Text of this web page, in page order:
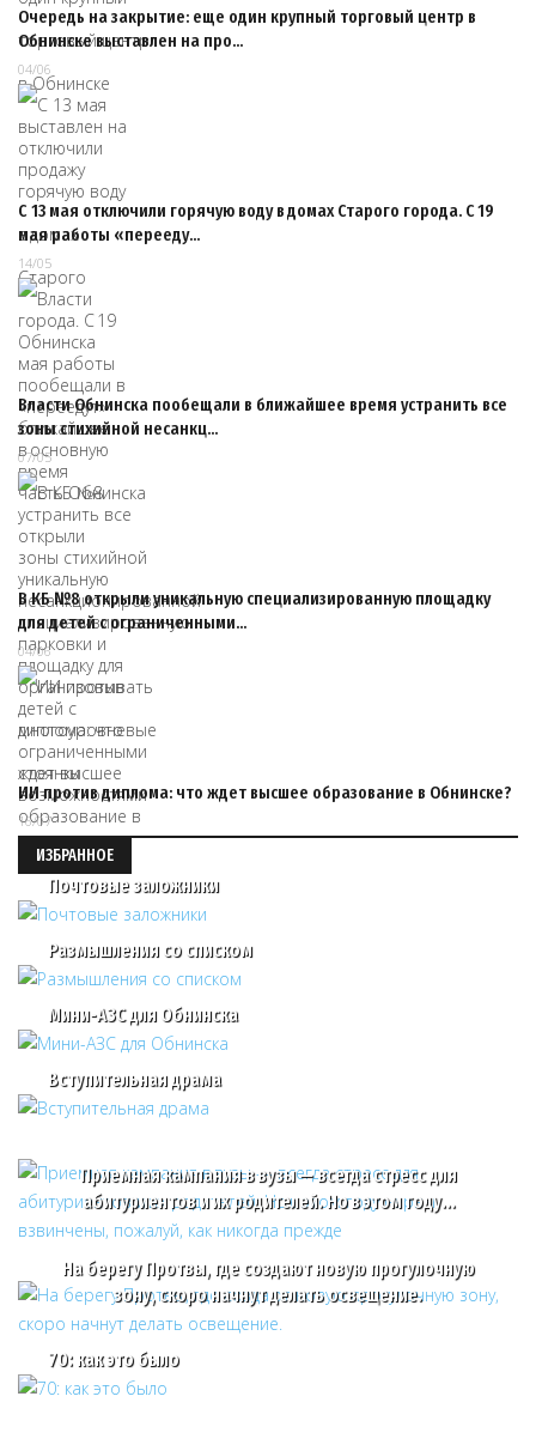
Очередь на закрытие: еще один крупный торговый центр в
Обнинске выставлен на про…
04/06
С 13 мая отключили горячую воду в домах Старого города. С 19
мая работы «перееду…
14/05
Власти Обнинска пообещали в ближайшее время устранить все
зоны стихийной несанкц…
07/05
В КБ №8 открыли уникальную специализированную площадку
для детей с ограниченными…
04/06
ИИ против диплома: что ждет высшее образование в Обнинске?
16/07
ИЗБРАННОЕ
Почтовые заложники
Размышления со списком
Мини-АЗС для Обнинска
Вступительная драма
Приемная кампания в вузы — всегда стресс для
абитуриентов и их родителей. Но в этом году…
На берегу Протвы, где создают новую прогулочную
зону, скоро начнут делать освещение.
70: как это было